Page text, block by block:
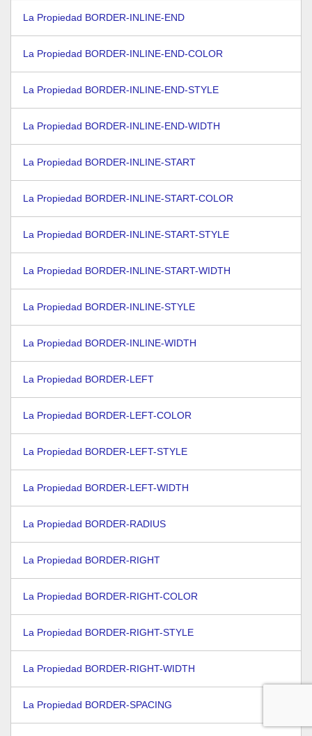
La Propiedad BORDER-INLINE-END
La Propiedad BORDER-INLINE-END-COLOR
La Propiedad BORDER-INLINE-END-STYLE
La Propiedad BORDER-INLINE-END-WIDTH
La Propiedad BORDER-INLINE-START
La Propiedad BORDER-INLINE-START-COLOR
La Propiedad BORDER-INLINE-START-STYLE
La Propiedad BORDER-INLINE-START-WIDTH
La Propiedad BORDER-INLINE-STYLE
La Propiedad BORDER-INLINE-WIDTH
La Propiedad BORDER-LEFT
La Propiedad BORDER-LEFT-COLOR
La Propiedad BORDER-LEFT-STYLE
La Propiedad BORDER-LEFT-WIDTH
La Propiedad BORDER-RADIUS
La Propiedad BORDER-RIGHT
La Propiedad BORDER-RIGHT-COLOR
La Propiedad BORDER-RIGHT-STYLE
La Propiedad BORDER-RIGHT-WIDTH
La Propiedad BORDER-SPACING